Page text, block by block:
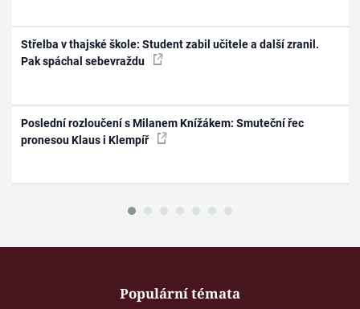
Střelba v thajské škole: Student zabil učitele a další zranil.
Pak spáchal sebevraždu
Poslední rozloučení s Milanem Knížákem: Smuteční řec
pronesou Klaus i Klempíř
Populární témata